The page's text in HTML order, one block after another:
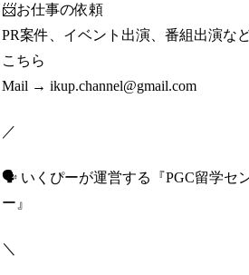
📨お仕事の依頼
PR案件、イベント出演、番組出演な
こちら
Mail → ikup.channel@gmail.com
／
🗣 いくぴーが運営する『PGC留学セ
ー』
＼